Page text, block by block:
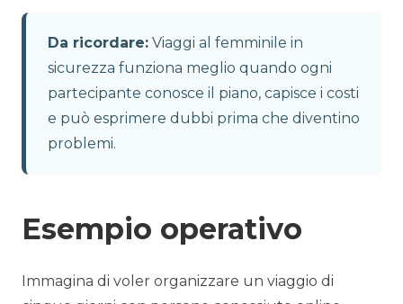
Da ricordare: Viaggi al femminile in
sicurezza funziona meglio quando ogni
partecipante conosce il piano, capisce i costi
e può esprimere dubbi prima che diventino
problemi.
Esempio operativo
Immagina di voler organizzare un viaggio di